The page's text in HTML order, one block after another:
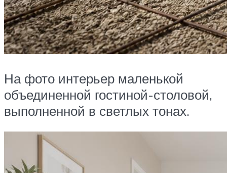
На фото интерьер маленькой
объединенной гостиной-столовой,
выполненной в светлых тонах.